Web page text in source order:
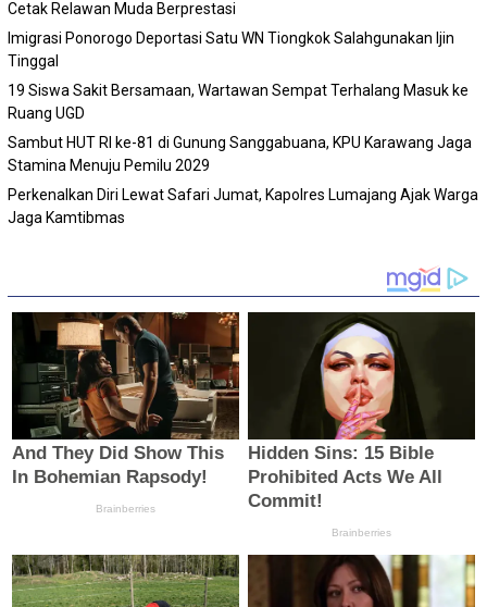
Cetak Relawan Muda Berprestasi
Imigrasi Ponorogo Deportasi Satu WN Tiongkok Salahgunakan Ijin
Tinggal
19 Siswa Sakit Bersamaan, Wartawan Sempat Terhalang Masuk ke
Ruang UGD
Sambut HUT RI ke-81 di Gunung Sanggabuana, KPU Karawang Jaga
Stamina Menuju Pemilu 2029
Perkenalkan Diri Lewat Safari Jumat, Kapolres Lumajang Ajak Warga
Jaga Kamtibmas